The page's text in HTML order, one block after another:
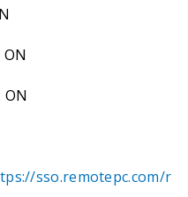
ON
ON
sso.remotepc.com/r